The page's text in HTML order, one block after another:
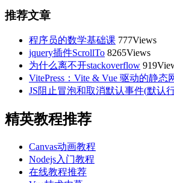
推荐文章
程序员的数学基础课 777Views
jquery插件ScrollTo 8265Views
为什么离不开stackoverflow
VitePress：Vite & Vue 驱动的静态
JS阻止冒泡和取消默认事件(默认
精英教程推荐
Canvas动画教程
Nodejs入门教程
在线教程推荐